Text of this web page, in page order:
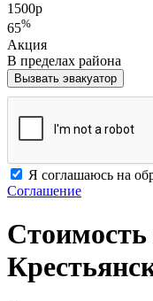
1500р
65%
Акция
В пределах района
Вызвать эвакуатор
Я соглашаюсь на
Соглашение
Стоимость